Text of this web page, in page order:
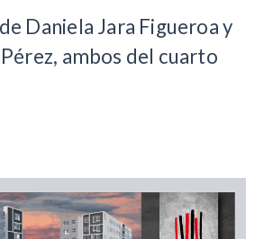
Daniela Jara Figueroa y
ambos del cuarto